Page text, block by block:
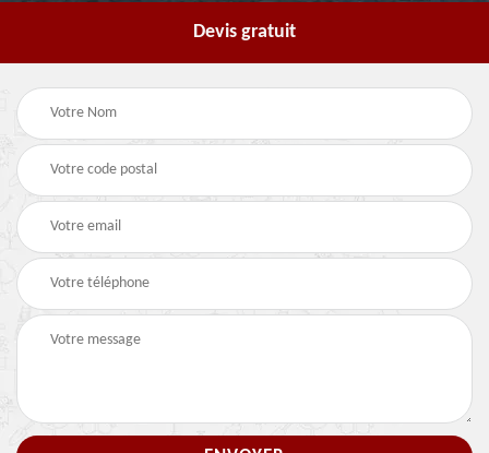
Devis gratuit